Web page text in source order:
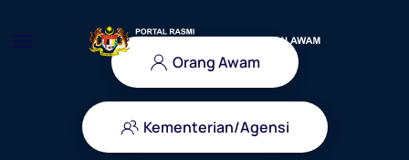
Skip to main contentOrang Awam
Kementerian/Agensi